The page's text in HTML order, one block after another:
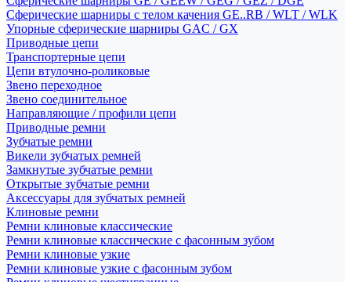
Сферические шарниры с телом качения GE..RB / WLT / WLK
Упорные сферические шарниры GAC / GX
Приводные цепи
Транспортерные цепи
Цепи втулочно-роликовые
Звено переходное
Звено соединительное
Направляющие / профили цепи
Приводные ремни
Зубчатые ремни
Викели зубчатых ремней
Замкнутые зубчатые ремни
Открытые зубчатые ремни
Аксессуары для зубчатых ремней
Клиновые ремни
Ремни клиновые классические
Ремни клиновые классические с фасонным зубом
Ремни клиновые узкие
Ремни клиновые узкие с фасонным зубом